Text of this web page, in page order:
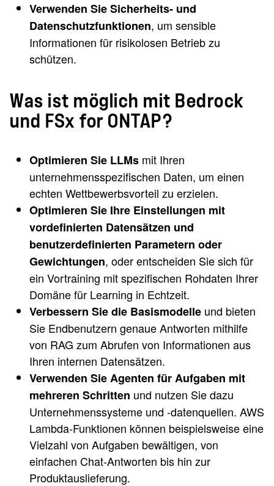
Verwenden Sie Sicherheits- und
Datenschutzfunktionen, um sensible
Informationen für risikolosen Betrieb zu
schützen.
Was ist möglich mit Bedrock
und FSx for ONTAP?
Optimieren Sie LLMs mit Ihren
unternehmensspezifischen Daten, um einen
echten Wettbewerbsvorteil zu erzielen.
Optimieren Sie Ihre Einstellungen mit
vordefinierten Datensätzen und
benutzerdefinierten Parametern oder
Gewichtungen, oder entscheiden Sie sich für
ein Vortraining mit spezifischen Rohdaten Ihrer
Domäne für Learning in Echtzeit.
Verbessern Sie die Basismodelle und bieten
Sie Endbenutzern genaue Antworten mithilfe
von RAG zum Abrufen von Informationen aus
Ihren internen Datensätzen.
Verwenden Sie Agenten für Aufgaben mit
mehreren Schritten und nutzen Sie dazu
Unternehmenssysteme und -datenquellen. AWS
Lambda-Funktionen können beispielsweise eine
Vielzahl von Aufgaben bewältigen, von
einfachen Chat-Antworten bis hin zur
Produktauslieferung.